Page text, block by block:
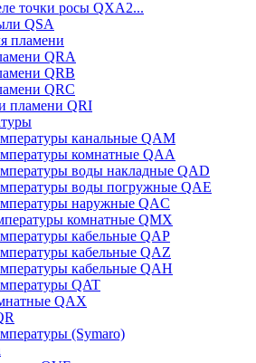
точки росы QXA2...
QSA
пламени
QRA
QRB
QRC
пламени QRI
канальные QAM
комнатные QAA
воды накладные QAD
воды погружные QAE
наружные QAC
комнатные QMX
кабельные QAP
кабельные QAZ
кабельные QAH
QAT
QAX
(Symaro)